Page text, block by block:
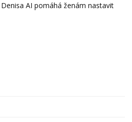
AI pomáhá ženám nastavit